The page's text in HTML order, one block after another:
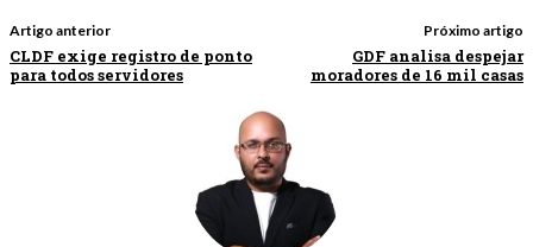
Artigo anterior
CLDF exige registro de ponto
para todos servidores
Próximo artigo
GDF analisa despejar
moradores de 16 mil casas